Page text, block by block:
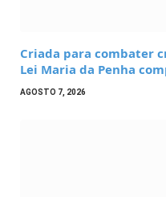
Criada para combater
Lei Maria da Penha
AGOSTO 7, 2026